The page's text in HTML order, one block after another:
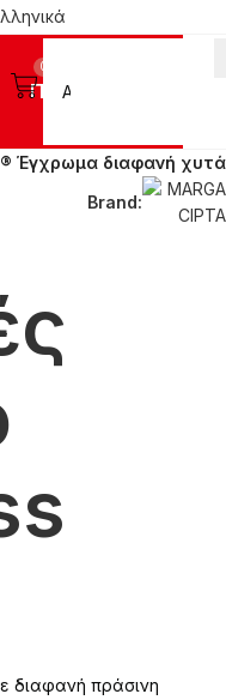
Προϊόντα
0
Έγχρωμα διαφανή χυτά
Brand:
διαφανή πράσινη